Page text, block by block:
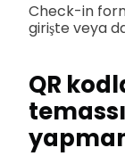
Check-in
girişte veya
QR